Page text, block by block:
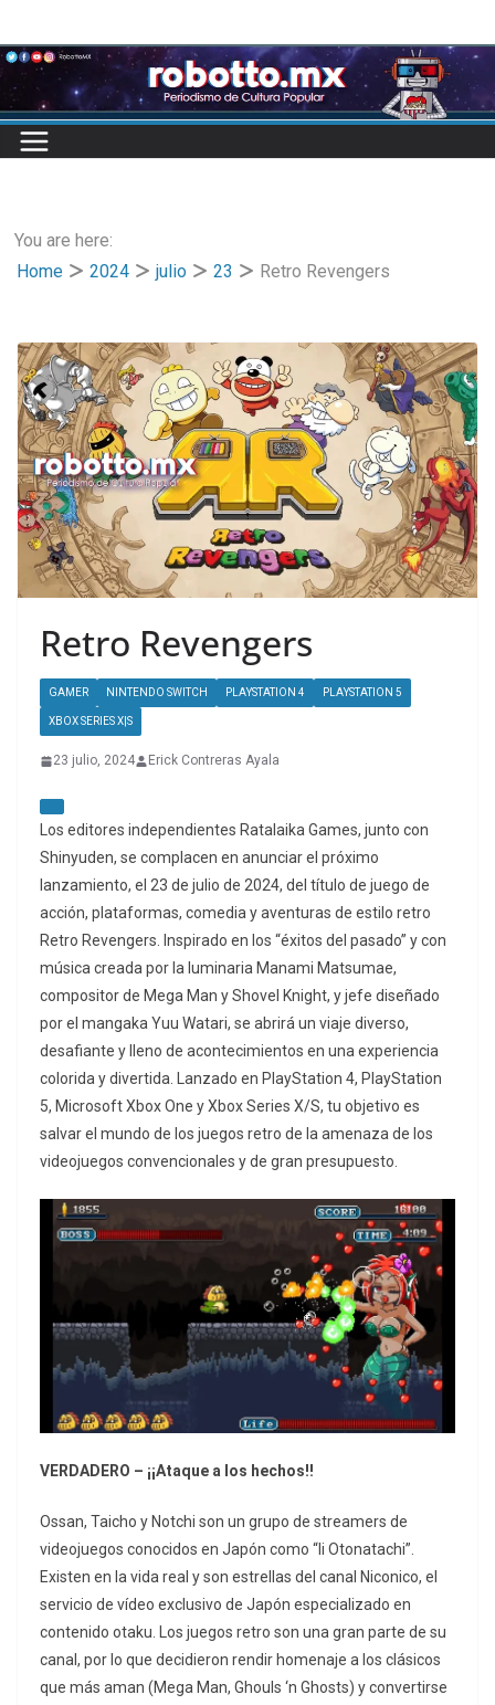
to
content
You are here:
Home
2024 julio 23 Retro Revengers
Retro Revengers
GAMER NINTENDO SWITCH PLAYSTATION 4 PLAYSTATION 5
XBOX SERIES X|S
23 julio, 2024 Erick Contreras Ayala
Los editores independientes Ratalaika Games, junto con
Shinyuden, se complacen en anunciar el próximo
lanzamiento, el 23 de julio de 2024, del título de juego de
acción, plataformas, comedia y aventuras de estilo retro
Retro Revengers. Inspirado en los “éxitos del pasado” y con
música creada por la luminaria Manami Matsumae,
compositor de Mega Man y Shovel Knight, y jefe diseñado
por el mangaka Yuu Watari, se abrirá un viaje diverso,
desafiante y lleno de acontecimientos en una experiencia
colorida y divertida. Lanzado en PlayStation 4, PlayStation
5, Microsoft Xbox One y Xbox Series X/S, tu objetivo es
salvar el mundo de los juegos retro de la amenaza de los
videojuegos convencionales y de gran presupuesto.
VERDADERO – ¡¡Ataque a los hechos!!
Ossan, Taicho y Notchi son un grupo de streamers de
videojuegos conocidos en Japón como “Ii Otonatachi”.
Existen en la vida real y son estrellas del canal Niconico, el
servicio de vídeo exclusivo de Japón especializado en
contenido otaku. Los juegos retro son una gran parte de su
canal, por lo que decidieron rendir homenaje a los clásicos
que más aman (Mega Man, Ghouls ‘n Ghosts) y convertirse